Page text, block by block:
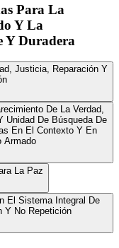
Para La
Y La
Y Duradera
Justicia, Reparación Y
De La Verdad,
Unidad De Búsqueda De
En El Contexto Y En
Armado
La Paz
El Sistema Integral De
Y No Repetición